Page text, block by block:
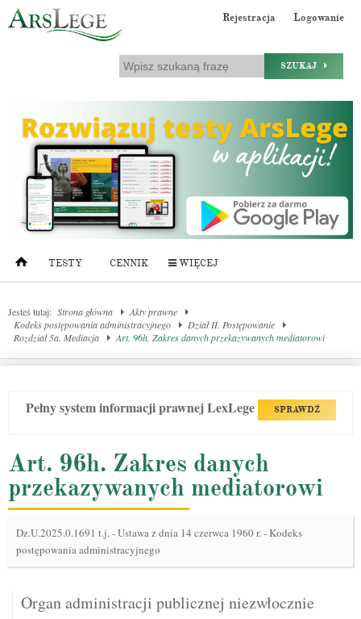
Rejestracja Logowanie
SZUKAJ
TESTY CENNIK WIĘCEJ
Jesteś tutaj: Strona główna
Akty prawne
Kodeks postępowania administracyjnego
Dział II. Postępowanie
Rozdział 5a. Mediacja
Art. 96h. Zakres danych przekazywanych mediatorowi
Pełny system informacji prawnej LexLege SPRAWDŹ
Art. 96h. Zakres danych
przekazywanych mediatorowi
Dz.U.2025.0.1691 t.j.-Ustawa z dnia 14 czerwca 1960 r. - Kodeks
postępowania administracyjnego
Organ administracji publicznej niezwłocznie